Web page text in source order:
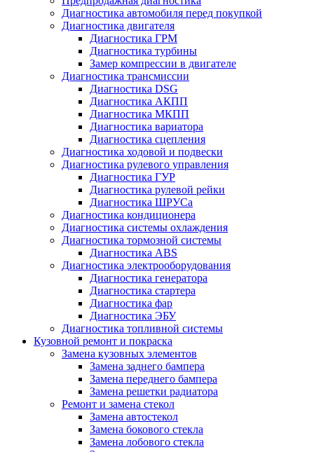
Диагностика автомобиля перед покупкой
Диагностика двигателя
Диагностика ГРМ
Диагностика турбины
Замер компрессии в двигателе
Диагностика трансмиссии
Диагностика DSG
Диагностика АКПП
Диагностика МКПП
Диагностика вариатора
Диагностика сцепления
Диагностика ходовой и подвески
Диагностика рулевого управления
Диагностика ГУР
Диагностика рулевой рейки
Диагностика ШРУСа
Диагностика кондиционера
Диагностика системы охлаждения
Диагностика тормозной системы
Диагностика ABS
Диагностика электрооборудования
Диагностика генератора
Диагностика стартера
Диагностика фар
Диагностика ЭБУ
Диагностика топливной системы
Кузовной ремонт и покраска
Замена кузовных элементов
Замена заднего бампера
Замена переднего бампера
Замена решетки радиатора
Ремонт и замена стекол
Замена автостекол
Замена бокового стекла
Замена лобового стекла